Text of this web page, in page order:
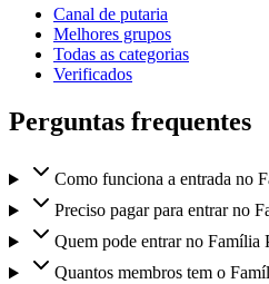
Canal de putaria
Melhores grupos
Todas as categorias
Verificados
Perguntas frequentes
Como funciona a entrada no
Preciso pagar para entrar no
Quem pode entrar no Família
Quantos membros tem o